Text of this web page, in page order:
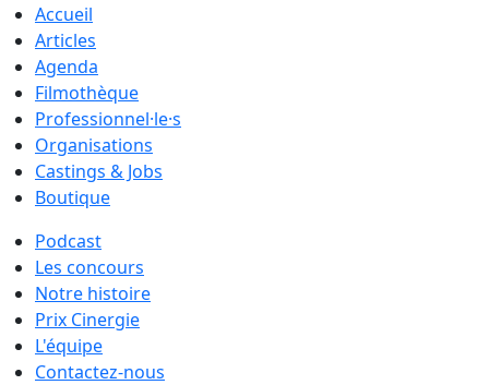
Accueil
Articles
Agenda
Filmothèque
Professionnel·le·s
Organisations
Castings & Jobs
Boutique
Podcast
Les concours
Notre histoire
Prix Cinergie
L'équipe
Contactez-nous